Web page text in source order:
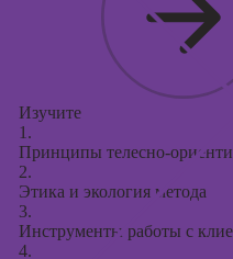
Изучите
1.
Принципы телесно-
2.
Этика и экология метода
3.
Инструменты работы с
4.